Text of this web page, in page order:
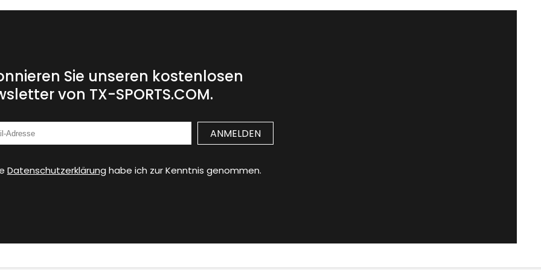
Sie unseren kostenlosen
von TX-SPORTS.COM.
Datenschutzerklärung habe ich zur Kenntnis genommen.